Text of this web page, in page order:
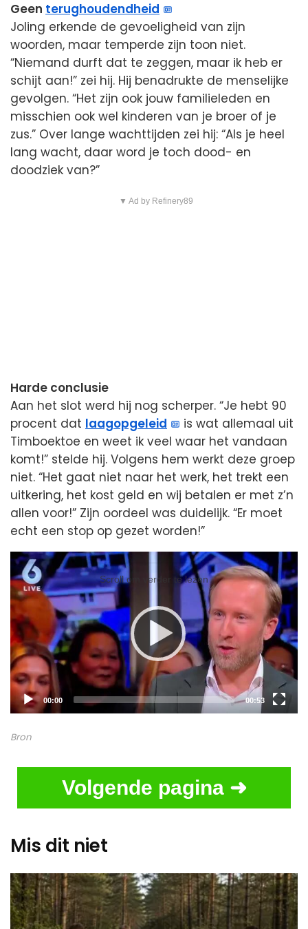
Geen terughoudendheid
Joling erkende de gevoeligheid van zijn
woorden, maar temperde zijn toon niet.
“Niemand durft dat te zeggen, maar ik heb er
schijt aan!” zei hij. Hij benadrukte de menselijke
gevolgen. “Het zijn ook jouw familieleden en
misschien ook wel kinderen van je broer of je
zus.” Over lange wachttijden zei hij: “Als je heel
lang wacht, daar word je toch dood- en
doodziek van?”
▼ Ad by Refinery89
Harde conclusie
Aan het slot werd hij nog scherper. “Je hebt 90
procent dat laagopgeleid
is wat allemaal uit
Timboektoe en weet ik veel waar het vandaan
komt!” stelde hij. Volgens hem werkt deze groep
niet. “Het gaat niet naar het werk, het trekt een
uitkering, het kost geld en wij betalen er met z’n
allen voor!” Zijn oordeel was duidelijk. “Er moet
echt een stop op gezet worden!”
Video
Player
Scroll om verder te lezen
Current
time
00:00
Total
duration
00:53
Bron
Volgende pagina ➜
Mis dit niet